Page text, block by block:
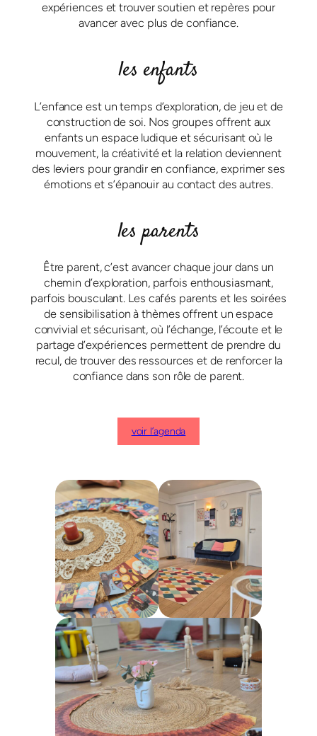
expériences et trouver soutien et repères pour
avancer avec plus de confiance.
les enfants
L’enfance est un temps d’exploration, de jeu et de
construction de soi. Nos groupes offrent aux
enfants un espace ludique et sécurisant où le
mouvement, la créativité et la relation deviennent
des leviers pour grandir en confiance, exprimer ses
émotions et s’épanouir au contact des autres.
les parents
Être parent, c’est avancer chaque jour dans un
chemin d’exploration, parfois enthousiasmant,
parfois bousculant. Les cafés parents et les soirées
de sensibilisation à thèmes offrent un espace
convivial et sécurisant, où l’échange, l’écoute et le
partage d’expériences permettent de prendre du
recul, de trouver des ressources et de renforcer la
confiance dans son rôle de parent.
voir l’agenda